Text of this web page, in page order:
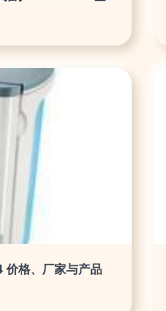
格、厂家与产品